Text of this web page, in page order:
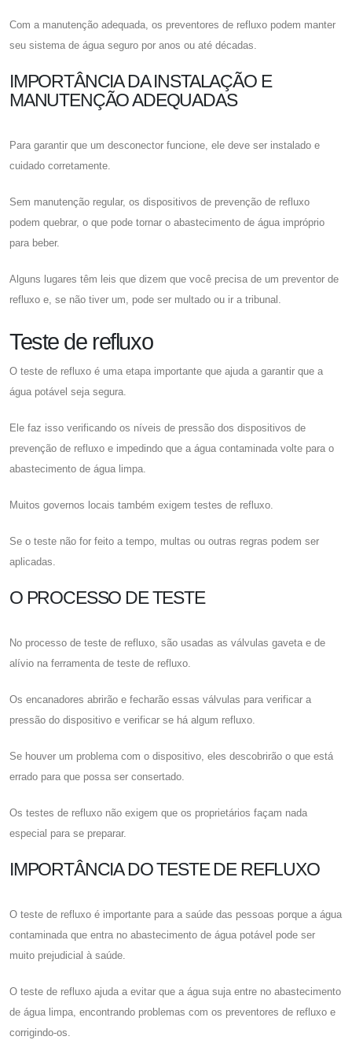
Com a manutenção adequada, os preventores de refluxo podem manter
seu sistema de água seguro por anos ou até décadas.
IMPORTÂNCIA DA INSTALAÇÃO E
MANUTENÇÃO ADEQUADAS
Para garantir que um desconector funcione, ele deve ser instalado e
cuidado corretamente.
Sem manutenção regular, os dispositivos de prevenção de refluxo
podem quebrar, o que pode tornar o abastecimento de água impróprio
para beber.
Alguns lugares têm leis que dizem que você precisa de um preventor de
refluxo e, se não tiver um, pode ser multado ou ir a tribunal.
Teste de refluxo
O teste de refluxo é uma etapa importante que ajuda a garantir que a
água potável seja segura.
Ele faz isso verificando os níveis de pressão dos dispositivos de
prevenção de refluxo e impedindo que a água contaminada volte para o
abastecimento de água limpa.
Muitos governos locais também exigem testes de refluxo.
Se o teste não for feito a tempo, multas ou outras regras podem ser
aplicadas.
O PROCESSO DE TESTE
No processo de teste de refluxo, são usadas as válvulas gaveta e de
alívio na ferramenta de teste de refluxo.
Os encanadores abrirão e fecharão essas válvulas para verificar a
pressão do dispositivo e verificar se há algum refluxo.
Se houver um problema com o dispositivo, eles descobrirão o que está
errado para que possa ser consertado.
Os testes de refluxo não exigem que os proprietários façam nada
especial para se preparar.
IMPORTÂNCIA DO TESTE DE REFLUXO
O teste de refluxo é importante para a saúde das pessoas porque a água
contaminada que entra no abastecimento de água potável pode ser
muito prejudicial à saúde.
O teste de refluxo ajuda a evitar que a água suja entre no abastecimento
de água limpa, encontrando problemas com os preventores de refluxo e
corrigindo-os.